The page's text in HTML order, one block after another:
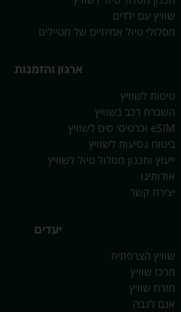
שוויץ עם ילדים
מסלולי טיול אמיתיים של מטיילים
ארגון והזמנות
טיסות לשוויץ
השכרת רכב בשוויץ
eSIM וכרטיסי סים לשוויץ
ביטוח נסיעות לשוויץ
ייעוץ ותכנון מסלול טיול לשוויץ
אודותינו
יצירת קשר
יעדים
שוויץ הצרפתית
מרכז שוויץ
מזרח שוויץ
אגם ז'נבה